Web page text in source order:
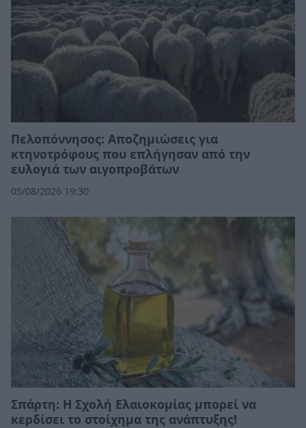
Πελοπόννησος: Αποζημιώσεις για
κτηνοτρόφους που επλήγησαν από την
ευλογιά των αιγοπροβάτων
05/08/2026 19:30
Σπάρτη: Η Σχολή Ελαιοκομίας μπορεί να
κερδίσει το στοίχημα της ανάπτυξης!